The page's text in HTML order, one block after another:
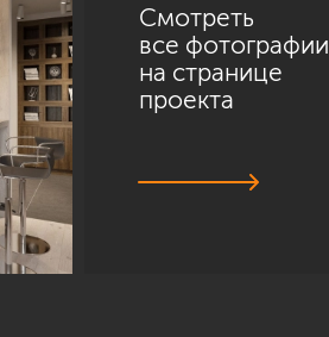
Смотреть
все фотографии
на странице
проекта